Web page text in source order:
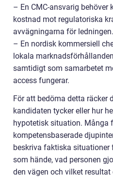
– En CMC-ansvarig behöver
kostnad mot regulatoriska
avvägningarna för ledningen.
– En nordisk kommersiell
lokala
samtidigt som samarbetet
access fungerar.
För att bedöma detta räcker
kandidaten tycker eller hur
hypotetisk situation. Många
kompetensbaserade
beskriva faktiska situationer
som hände, vad personen
den vägen och vilket resultat